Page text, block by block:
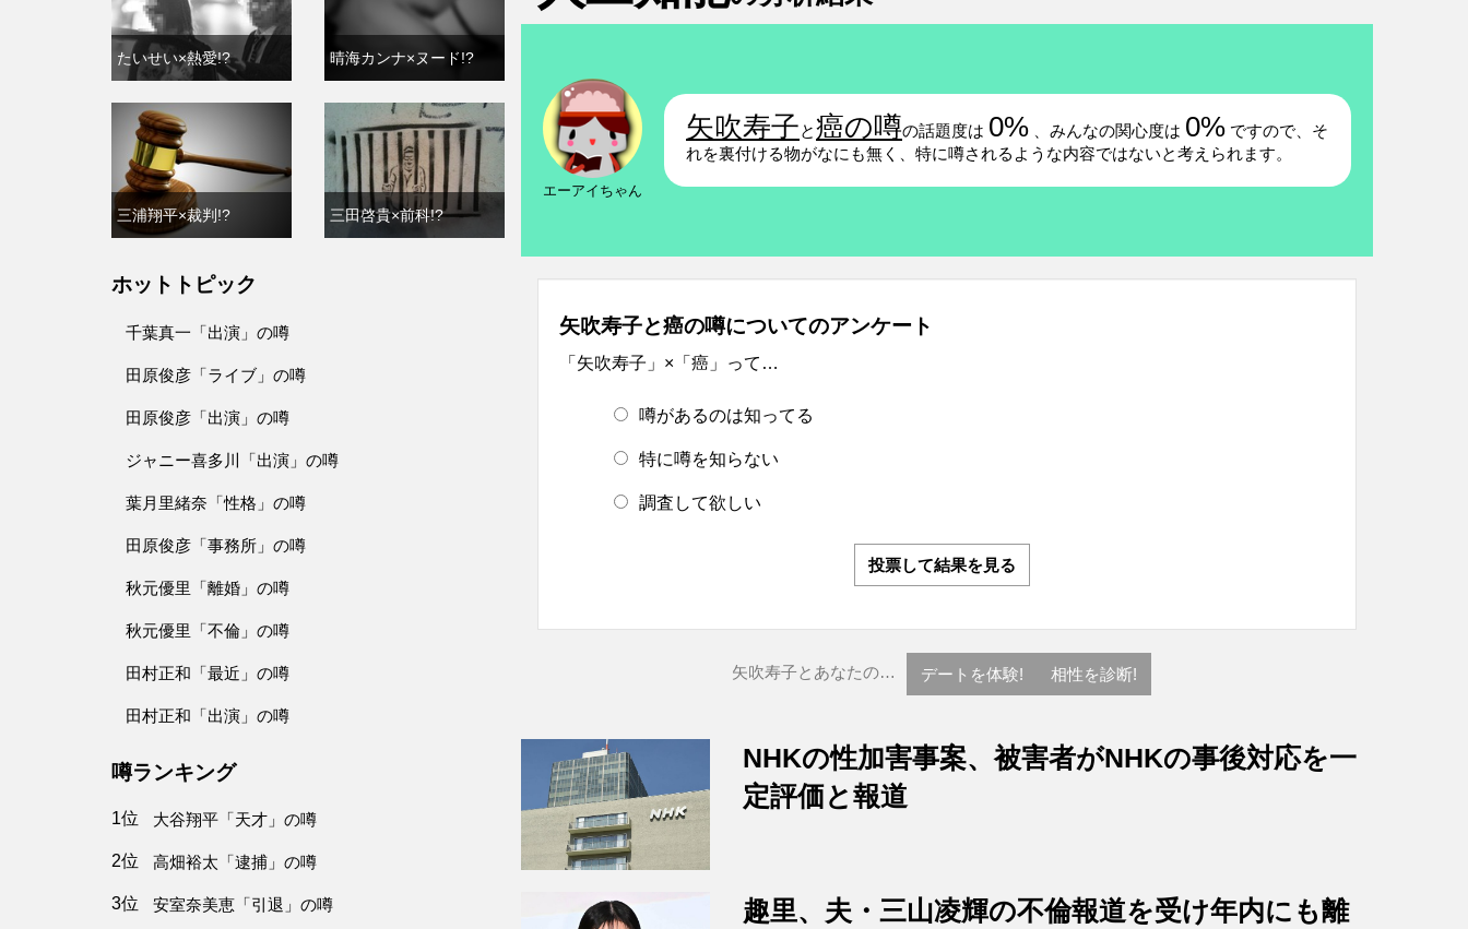
エーアイちゃん
矢吹寿子と癌の噂の話題度は 0% 、みんなの関心度は 0% ですので、そ
れを裏付ける物がなにも無く、特に噂されるような内容ではないと考えられます。
矢吹寿子と癌の噂についてのアンケート
「矢吹寿子」×「癌」って…
噂があるのは知ってる
特に噂を知らない
調査して欲しい
投票して結果を見る
矢吹寿子とあなたの… デートを体験! 相性を診断!
NHKの性加害事案、被害者がNHKの事後対応を一
定評価と報道
趣里、夫・三山凌輝の不倫報道を受け年内にも離
たいせい×熱愛!? 晴海カンナ×ヌード!?
三浦翔平×裁判!? 三田啓貴×前科!?
ホットトピック
千葉真一「出演」の噂
田原俊彦「ライブ」の噂
田原俊彦「出演」の噂
ジャニー喜多川「出演」の噂
葉月里緒奈「性格」の噂
田原俊彦「事務所」の噂
秋元優里「離婚」の噂
秋元優里「不倫」の噂
田村正和「最近」の噂
田村正和「出演」の噂
噂ランキング
1位 大谷翔平「天才」の噂
2位 高畑裕太「逮捕」の噂
3位 安室奈美恵「引退」の噂